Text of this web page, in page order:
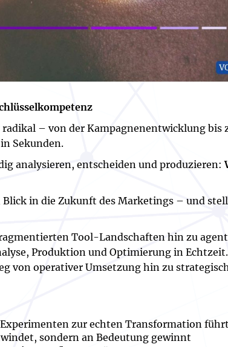
– von der Kampagnenentwicklung bis
Sekunden.
analysieren, entscheiden und produzieren:
in die Zukunft des Marketings – und
Tool-Landschaften hin zu
Produktion und Optimierung in
von operativer Umsetzung hin zu
zur echten Transformation führt
sondern an Bedeutung gewinnt